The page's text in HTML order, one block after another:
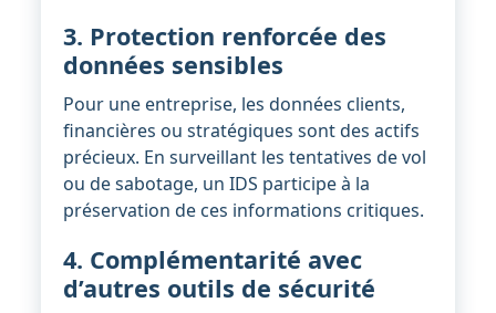
3. Protection renforcée des
données sensibles
Pour une entreprise, les données clients,
financières ou stratégiques sont des actifs
précieux. En surveillant les tentatives de vol
ou de sabotage, un IDS participe à la
préservation de ces informations critiques.
4. Complémentarité avec
d’autres outils de sécurité